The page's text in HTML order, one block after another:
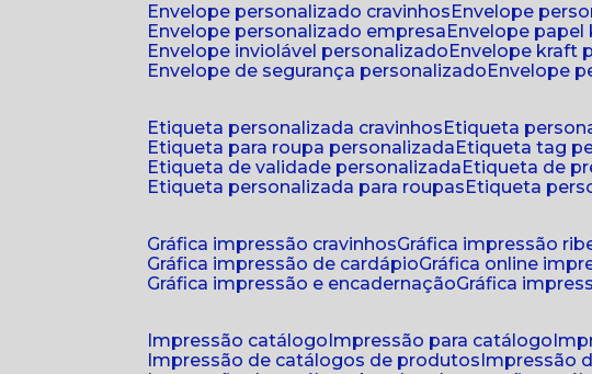
envelope personalizado cravinhos
envelope
envelope personalizado empresa
envelope
envelope inviolável personalizado
envelope kraft
envelope de segurança personalizado
envelope
etiqueta personalizada cravinhos
etiqueta
etiqueta para roupa personalizada
etiqueta tag
etiqueta de validade personalizada
etiqueta de
etiqueta personalizada para roupas
etiqueta
gráfica impressão cravinhos
gráfica impressão
gráfica impressão de cardápio
gráfica online
gráfica impressão e encadernação
gráfica
impressão catálogo impressão para catálogo
impressão de catálogos de produtos impressão